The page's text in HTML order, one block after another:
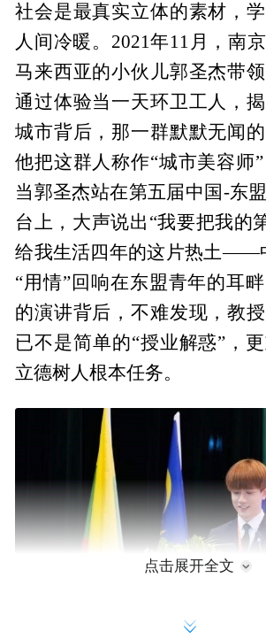
社会是最真实立体的素材，
人间冷暖。2021年11月，南
马来西亚的小伙儿郭圣杰带
通过体验当一天环卫工人，
城市背后，那一群默默无闻的
他把这群人称作“城市美容师”
当郭圣杰站在第五届中国-东
台上，大声说出“我要把我的
给我生活四年的这片热土——
“用情”回响在东盟青年的耳
的演讲背后，不难发现，教
已不是简单的“授业解惑”，
立德树人根本任务。
点击展开全文